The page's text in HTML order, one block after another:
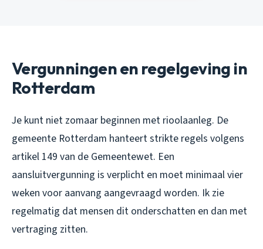
Vergunningen en regelgeving in
Rotterdam
Je kunt niet zomaar beginnen met rioolaanleg. De
gemeente Rotterdam hanteert strikte regels volgens
artikel 149 van de Gemeentewet. Een
aansluitvergunning is verplicht en moet minimaal vier
weken voor aanvang aangevraagd worden. Ik zie
regelmatig dat mensen dit onderschatten en dan met
vertraging zitten.